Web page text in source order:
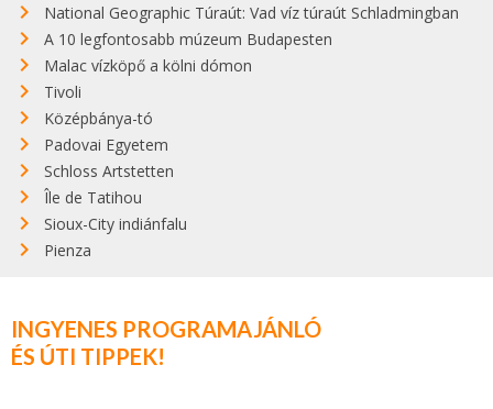
National Geographic Túraút: Vad víz túraút Schladmingban
A 10 legfontosabb múzeum Budapesten
Malac vízköpő a kölni dómon
Tivoli
Középbánya-tó
Padovai Egyetem
Schloss Artstetten
Île de Tatihou
Sioux-City indiánfalu
Pienza
INGYENES PROGRAMAJÁNLÓ
ÉS ÚTI TIPPEK!